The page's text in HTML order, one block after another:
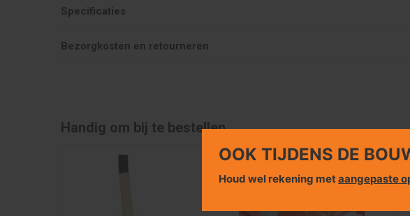
Specificaties
Bezorgkosten en retourneren
Handig om bij te bestellen
OOK TIJDENS DE
Houd wel rekening metaangepaste